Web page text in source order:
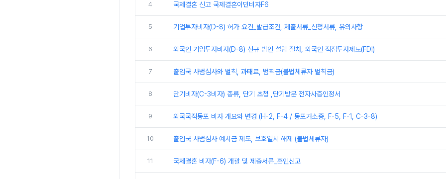
4 국제결혼 신고 국제결혼이민비자F6
5 기업투자비자(D-8) 허가 요건_발급조건, 제출서류_신청서류, 유의사항
6 외국인 기업투자비자(D-8) 신규 법인 설립 절차, 외국인 직접투자제도(FDI)
7 출입국 사범심사와 벌칙, 과태료, 범칙금(불법체류자 벌칙금)
8 단기비자(C-3비자) 종류, 단기 초청 ,단기방문 전자사증인정서
9 외국국적동포 비자 개요와 변경 (H-2, F-4 / 동포거소증, F-5, F-1, C-3-8)
10 출입국 사범심사 예치금 제도, 보호일시 해제 (불법체류자)
11 국제결혼 비자(F-6) 개괄 및 제출서류_혼인신고